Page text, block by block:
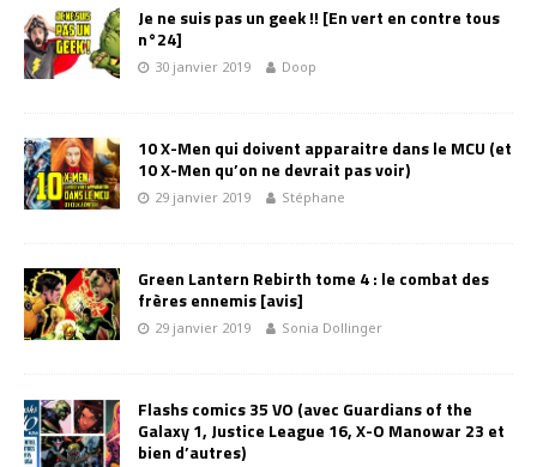
Je ne suis pas un geek !! [En vert en contre tous
n°24]
30 janvier 2019 Doop
10 X-Men qui doivent apparaitre dans le MCU (et
10 X-Men qu’on ne devrait pas voir)
29 janvier 2019 Stéphane
Green Lantern Rebirth tome 4 : le combat des
frères ennemis [avis]
29 janvier 2019 Sonia Dollinger
Flashs comics 35 VO (avec Guardians of the
Galaxy 1, Justice League 16, X-O Manowar 23 et
bien d’autres)